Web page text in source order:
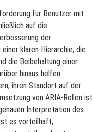
für Benutzer mit
auf die
der
klaren Hierarchie, die
die Beibehaltung einer
hinaus helfen
ihren Standort auf der
von ARIA-Rollen ist
Interpretation des
es vorteilhaft,